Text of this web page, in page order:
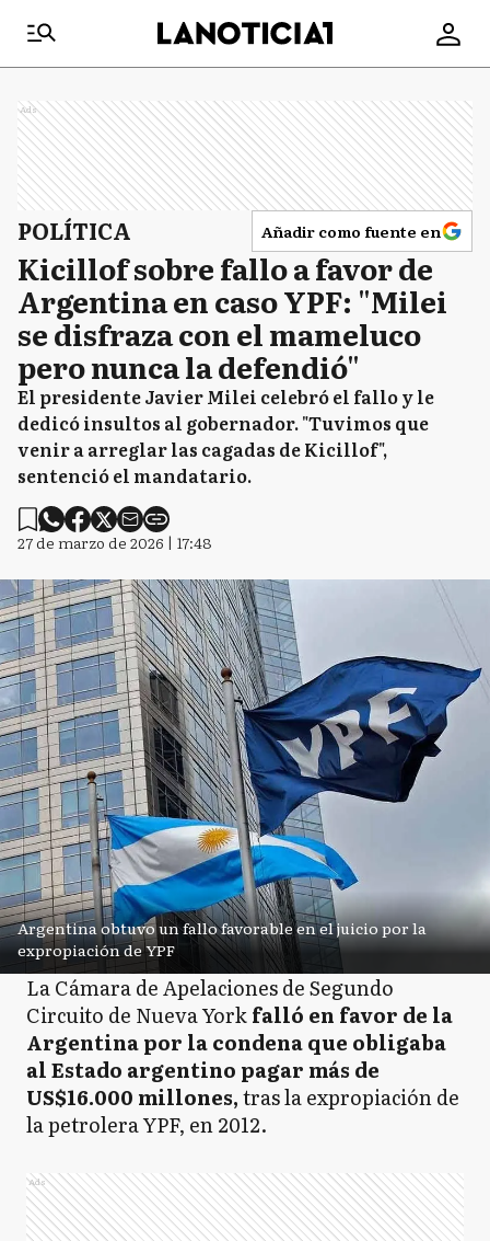
Ads
POLÍTICA Añadir como fuente en
Kicillof sobre fallo a favor de
Argentina en caso YPF: "Milei
se disfraza con el mameluco
pero nunca la defendió"
El presidente Javier Milei celebró el fallo y le
dedicó insultos al gobernador. "Tuvimos que
venir a arreglar las cagadas de Kicillof",
sentenció el mandatario.
27 de marzo de 2026 | 17:48
Argentina obtuvo un fallo favorable en el juicio por la
expropiación de YPF
La Cámara de Apelaciones de Segundo
Circuito de Nueva Yorkfalló en favor de la
Argentina por la condena que obligaba
al Estado argentino pagar más de
US$16.000 millones,tras la expropiación de
la petrolera YPF, en 2012.
Ads